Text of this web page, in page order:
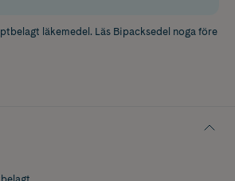
läkemedel. Läs Bipacksedel noga före